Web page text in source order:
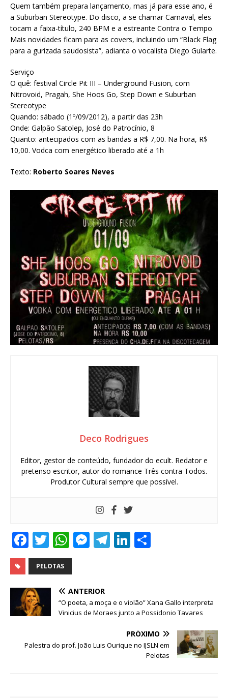
Quem também prepara lançamento, mas já para esse ano, é
a Suburban Stereotype. Do disco, a se chamar Carnaval, eles
tocam a faixa-título, 240 BPM e a estreante Contra o Tempo.
Mais novidades ficam para as covers, incluindo um “Black Flag
para a gurizada saudosista”, adianta o vocalista Diego Gularte.
Serviço
O quê: festival Circle Pit III – Underground Fusion, com
Nitrovoid, Pragah, She Hoos Go, Step Down e Suburban
Stereotype
Quando: sábado (1º/09/2012), a partir das 23h
Onde: Galpão Satolep, José do Patrocínio, 8
Quanto: antecipados com as bandas a R$ 7,00. Na hora, R$
10,00. Vodca com energético liberado até a 1h
Texto: Roberto Soares Neves
Deco Rodrigues
Editor, gestor de conteúdo, fundador do ecult. Redator e
pretenso escritor, autor do romance Três contra Todos.
Produtor Cultural sempre que possível.
F
a
c
e
b
o
o
k
T
w
it
te
W
h
at
s
A
p
p
M
e
n
g
e
r
T
ra
m
Li
dI
n
PELOTAS
ANTERIOR
“O poeta, a moça e o violão” Xana Gallo interpreta
Vinicius de Moraes junto a Possidonio Tavares
PRÓXIMO
Palestra do prof. João Luis Ourique no IJSLN em
Pelotas